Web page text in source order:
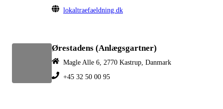
lokaltraefaeldning.dk
Ørestadens (Anlægsgartner)
Magle Alle 6, 2770 Kastrup, Danmark
+45 32 50 00 95